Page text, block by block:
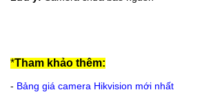
*Tham khảo thêm:
- Bảng giá camera Hikvision mới nhất